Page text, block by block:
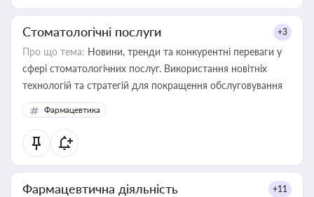
Стоматологічні послуги +3
Про що тема: Новини, тренди та конкурентні переваги у
сфері стоматологічних послуг. Використання новітніх
технологій та стратегій для покращення обслуговування
Фармацевтика
Фармацевтична діяльність +11